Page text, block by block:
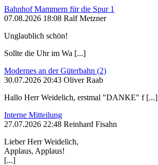
Bahnhof Mammern für die Spur 1
07.08.2026 18:08 Ralf Metzner
Unglaublich schön!
Sollte die Uhr im Wa [...]
Modernes an der Güterbahn (2)
30.07.2026 20:43 Oliver Raab
Hallo Herr Weidelich, erstmal "DANKE" f [...]
Interne Mitteilung
27.07.2026 22:48 Reinhard Fisahn
Lieber Herr Weidelich,
Applaus, Applaus!
[...]